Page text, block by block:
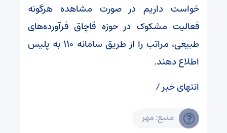
خواست داریم در صورت مشاهده هرگونه
فعالیت مشکوک در حوزه قاچاق فرآورده‌های
طبیعی، مراتب را از طریق سامانه ۱۱۰ به پلیس
اطلاع دهند.
انتهای خبر /
منبع: مهر